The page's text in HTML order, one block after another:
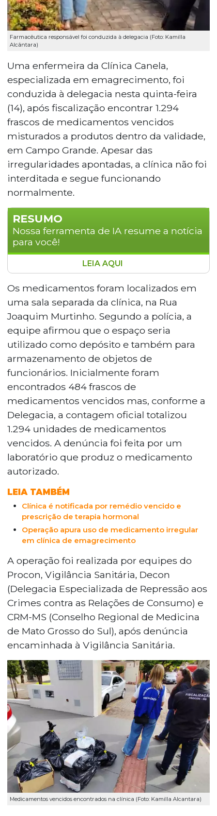
Farmacêutica responsável foi conduzida à delegacia (Foto: Kamilla
Alcântara)
Uma enfermeira da Clínica Canela,
especializada em emagrecimento, foi
conduzida à delegacia nesta quinta-feira
(14), após fiscalização encontrar 1.294
frascos de medicamentos vencidos
misturados a produtos dentro da validade,
em Campo Grande. Apesar das
irregularidades apontadas, a clínica não foi
interditada e segue funcionando
normalmente.
RESUMO
Nossa ferramenta de IA resume a notícia
para você!
A farmacêutica responsável técnica da
Clínica Canela, especializada em
emagrecimento, foi conduzida à
delegacia em Campo Grande após
fiscalização encontrar 484 frascos de
medicamentos vencidos misturados a
produtos dentro da validade. A operação,
realizada por Procon, Vigilância Sanitária,
Decon e CRM-MS, também identificou
irregularidades como medicamentos
antiarrítmicos vencidos, prescrição
inadequada e suspeita de venda casada.
A clínica nega irregularidades.
LEIA AQUI
Os medicamentos foram localizados em
uma sala separada da clínica, na Rua
Joaquim Murtinho. Segundo a polícia, a
equipe afirmou que o espaço seria
utilizado como depósito e também para
armazenamento de objetos de
funcionários. Inicialmente foram
encontrados 484 frascos de
medicamentos vencidos mas, conforme a
Delegacia, a contagem oficial totalizou
1.294 unidades de medicamentos
vencidos. A denúncia foi feita por um
laboratório que produz o medicamento
autorizado.
LEIA TAMBÉM
Clínica é notificada por remédio vencido e
prescrição de terapia hormonal
Operação apura uso de medicamento irregular
em clínica de emagrecimento
A operação foi realizada por equipes do
Procon, Vigilância Sanitária, Decon
(Delegacia Especializada de Repressão aos
Crimes contra as Relações de Consumo) e
CRM-MS (Conselho Regional de Medicina
de Mato Grosso do Sul), após denúncia
encaminhada à Vigilância Sanitária.
Medicamentos vencidos encontrados na clínica (Foto: Kamilla Alcantara)